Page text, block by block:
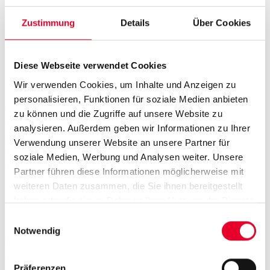
Zustimmung Details Über Cookies
Diese Webseite verwendet Cookies
Wir verwenden Cookies, um Inhalte und Anzeigen zu
personalisieren, Funktionen für soziale Medien anbieten
zu können und die Zugriffe auf unsere Website zu
analysieren. Außerdem geben wir Informationen zu Ihrer
Verwendung unserer Website an unsere Partner für
soziale Medien, Werbung und Analysen weiter. Unsere
Partner führen diese Informationen möglicherweise mit
weiteren Daten zusammen, die Sie ihnen bereitgestellt
haben oder die sie im Rahmen Ihrer Nutzung der Dienste
Notwendig
Maximale Verfügbarkeit
Um die dauerhafte Verfügbarkeit der Betriebssysteme zu
gewährleisten, bieten alle Lösungen von Novotek die
Möglichkeit eines redundanten Aufbaus. Gerne beraten
wir Sie zu Fragen der optimalen Verfügbarkeit nach «Hot-
Standby» oder «Cold-Standby».
Durchgängige
Proficy iFIX wie auch die meisten unserer Lösungen
garantieren eine nahtlose Kommunikation mit gängigen